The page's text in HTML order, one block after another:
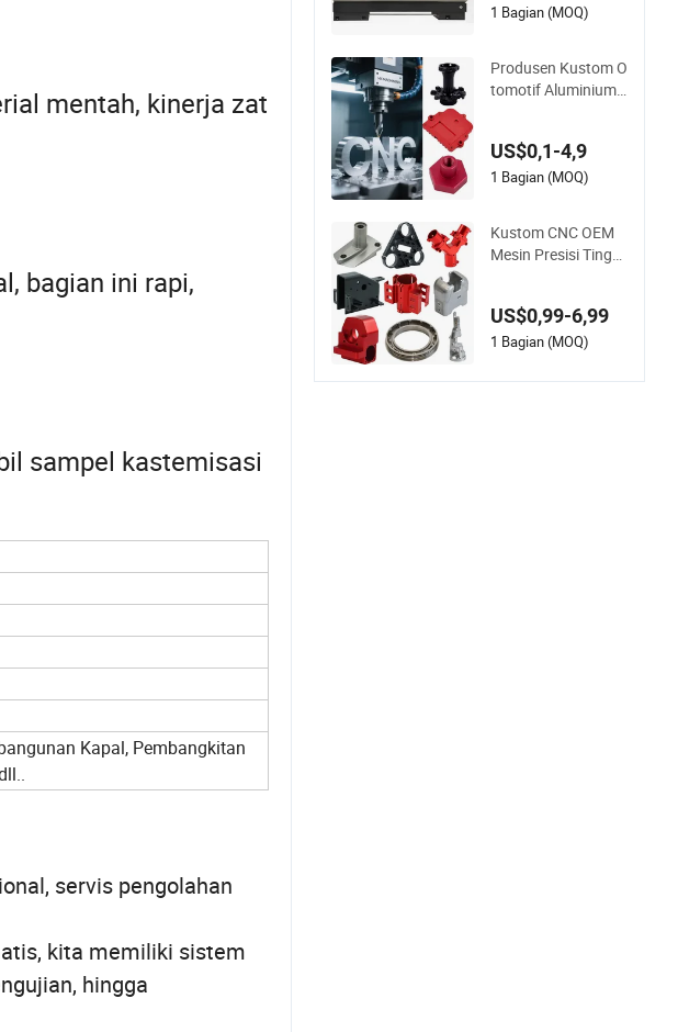
mentah, kinerja zat
bagian ini rapi,
sampel kastemisasi
Kapal, Pembangkitan
servis pengolahan
kita memiliki sistem
hingga
1 Bagian (MOQ)
Produsen Kustom O
tomotif Aluminium
n Penggilingan Bagi
an Mesin CNC
US$0,1-4,9
1 Bagian (MOQ)
Kustom CNC OEM
Mesin Presisi Tinggi
mbu Penggilingan B
agian Aluminium Lo
n Pemasok Robot
US$0,99-6,99
1 Bagian (MOQ)